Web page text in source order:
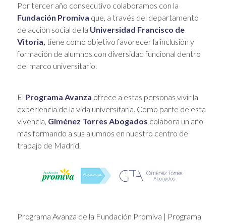
Por tercer año consecutivo colaboramos con la
Fundación Promiva que, a través del departamento
de acción social de la Universidad Francisco de
Vitoria, tiene como objetivo favorecer la inclusión y
formación de alumnos con diversidad funcional dentro
del marco universitario.
El Programa Avanza ofrece a estas personas vivir la
experiencia de la vida universitaria. Como parte de esta
vivencia, Giménez Torres Abogados colabora un año
más formando a sus alumnos en nuestro centro de
trabajo de Madrid.
Programa Avanza de la Fundación Promiva | Programa